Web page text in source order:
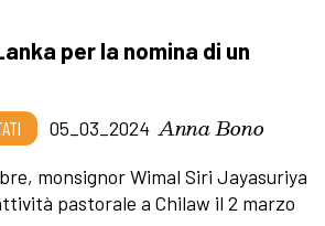
per la nomina di un
05_03_2024 Anna Bono
monsignor Wimal Siri Jayasuriya
pastorale a Chilaw il 2 marzo